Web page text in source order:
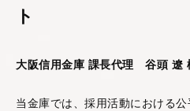
営業支援AIシリーズ
ト
大阪信用金庫 課長代理 谷頭 遼
当金庫では、採用活動における